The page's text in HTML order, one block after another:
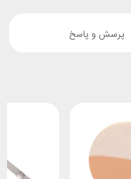
پرسش و پاسخ